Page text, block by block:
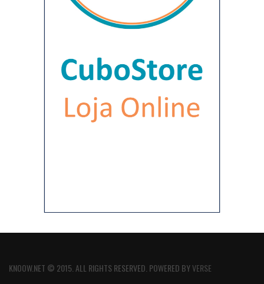
KNOOW.NET © 2015. ALL RIGHTS RESERVED. POWERED BYVERSE